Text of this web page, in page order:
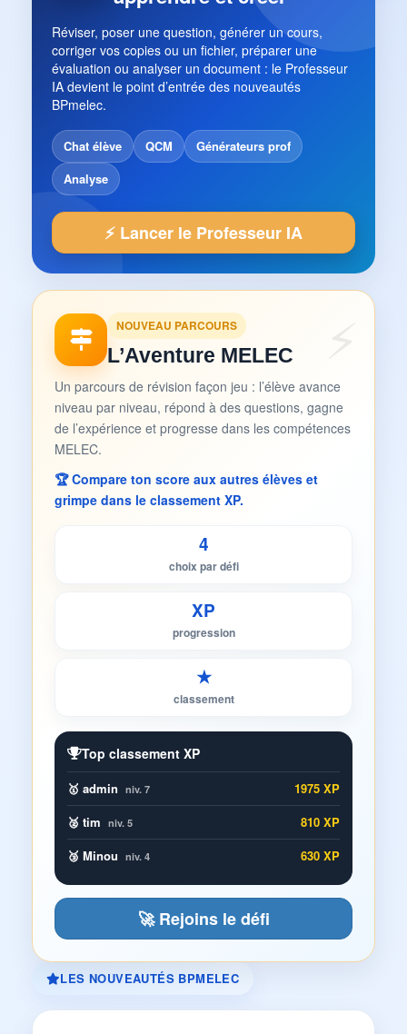
Réviser, poser une question, générer un cours,
corriger vos copies ou un fichier, préparer une
évaluation ou analyser un document : le Professeur
IA devient le point d’entrée des nouveautés
BPmelec.
Chat élève QCM
Générateurs prof
Analyse
⚡ Lancer le Professeur IA
NOUVEAU PARCOURS
L’Aventure MELEC
Un parcours de révision façon jeu : l’élève avance
niveau par niveau, répond à des questions, gagne
de l’expérience et progresse dans les compétences
MELEC.
🏆 Compare ton score aux autres élèves et
grimpe dans le classement XP.
4
choix par défi
XP
progression
★
classement
Top classement XP
🥇 admin niv. 7
1975 XP
🥈 tim niv. 5
810 XP
🥉 Minou niv. 4 630 XP
🚀 Rejoins le défi
LES NOUVEAUTÉS BPMELEC